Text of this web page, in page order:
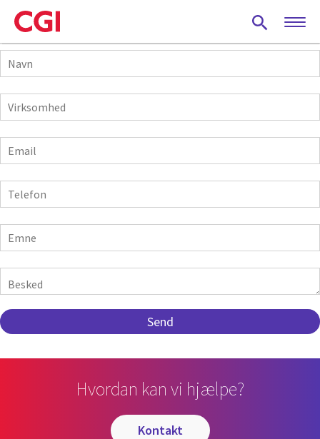
Skip
to
main
content
Navn
Virksomhed
E-
mail
Telefon
Emne
Hvordan kan vi hjælpe?
kontakt